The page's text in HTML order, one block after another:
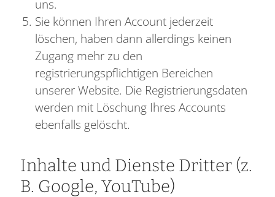
uns.
Sie können Ihren Account jederzeit
löschen, haben dann allerdings keinen
Zugang mehr zu den
registrierungspflichtigen Bereichen
unserer Website. Die Registrierungsdaten
werden mit Löschung Ihres Accounts
ebenfalls gelöscht.
Inhalte und Dienste Dritter (z.
B. Google, YouTube)